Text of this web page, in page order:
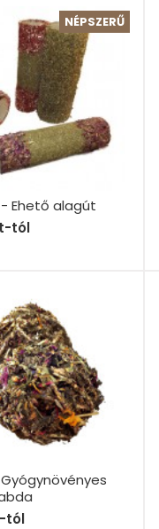
NÉPSZERŰ
Ehető alagút
tól
tól